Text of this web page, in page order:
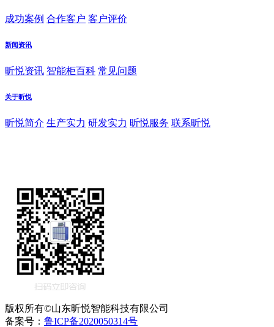
成功案例 合作客户 客户评价
新闻资讯
昕悦资讯 智能柜百科 常见问题
关于昕悦
昕悦简介 生产实力 研发实力 昕悦服务 联系昕悦
版权所有©山东昕悦智能科技有限公司
备案号： 鲁ICP备2020050314号